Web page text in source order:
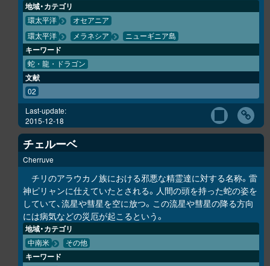
地域・カテゴリ
環太平洋
オセアニア
環太平洋
メラネシア ニューギニア島
キーワード
蛇・龍・ドラゴン
文献
02
Last-update:
2015-12-18
チェルーベ
Cherruve
チリのアラウカノ族における邪悪な精霊達に対する名称。雷
神ピリャンに仕えていたとされる。人間の頭を持った蛇の姿を
していて、流星や彗星を空に放つ。この流星や彗星の降る方向
には病気などの災厄が起こるという。
地域・カテゴリ
中南米 その他
キーワード